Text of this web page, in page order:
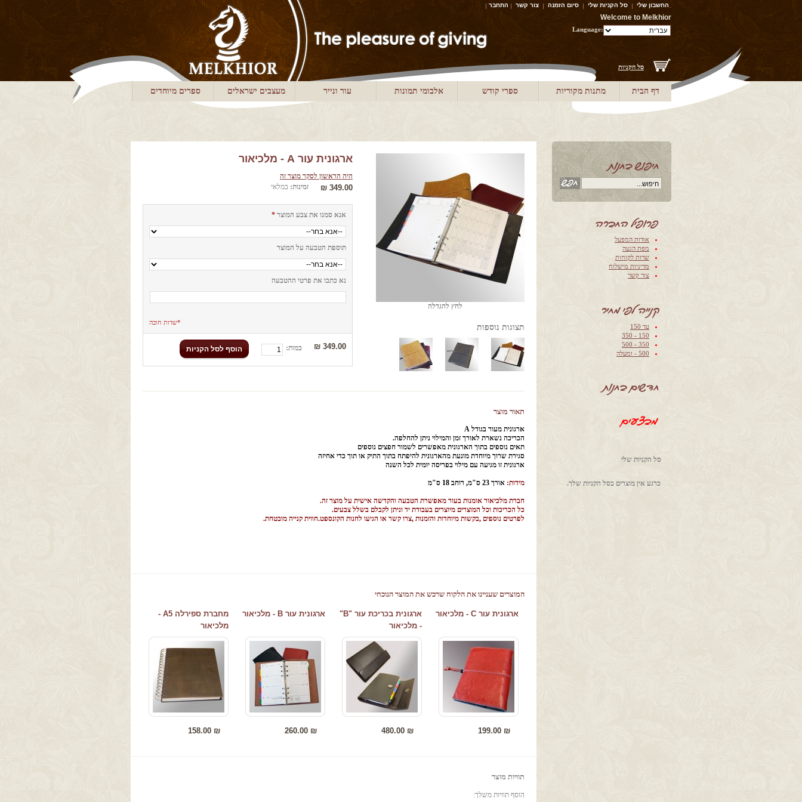
Welcome to Melkhior
Language:
סל הקניות
החשבון שלי סל הקניות שלי סיום הזמנה צור קשר התחבר
דף הבית מתנות מקוריות ספרי קודש אלבומי תמונות עור ונייר מעצבים ישראלים ספרים מיוחדים
‫אודות המפעל‬
‫מפת הגעה‬
‫שרות לקוחות‬
‫‫מדיניות מישלוח‬
‫‫‫צור קשר‬‬
עד 150
150 - 350
350 - 500
500 - ומעלה
סל הקניות שלי
כרגע אין מוצרים בסל הקניות שלך.
לחץ להגדלה
תצוגות נוספות
ארגונית עור A - מלכיאור
היה הראשון לסקר מוצר זה
349.00 ₪ זמינות: במלאי
אנא סמנו את צבע המוצר *
תוספת הטבעה על המוצר
נא כתבו את פרטי ההטבעה
*שדות חובה
349.00 ₪ כמות: הוסף לסל הקניות
תאור מוצר
ארגונית מעור בגודל A
הכריכה נשארת לאורך זמן והמילוי ניתן להחלפה.
תאים נוספים בתוך הארגונית מאפשרים לשמור חפצים נוספים
סגירת שרוך מיוחדת מונעת מהארגונית להיפתח בתוך התיק או תוך כדי אחיזה
ארגונית זו מגיעה עם מילוי בפריסה יומית לכל השנה
מידות: אורך 23 ס"מ, רוחב 18 ס"מ
חברת מלכיאור אומנות בעור מאפשרת הטבעה והקדשה אישית על מוצר זה.
כל הכריכות וכל המוצרים מיוצרים בעבודת יד וניתן לקבלם בשלל צבעים.
לפרטים נוספים ,בקשות מיוחדות והזמנות ,צרו קשר או הגיעו לחנות הקונספט.חווית קנייה מובטחת.
המוצרים שעניינו את הלקוח שרכש את המוצר הנוכחי
ארגונית עור C - מלכיאור
199.00 ₪
ארגונית בכריכת עור "B"
- מלכיאור
480.00 ₪
ארגונית עור B - מלכיאור
260.00 ₪
מחברת ספירלה A5 -
מלכיאור
158.00 ₪
תוויות מוצר
הוסף תוויות משלך: